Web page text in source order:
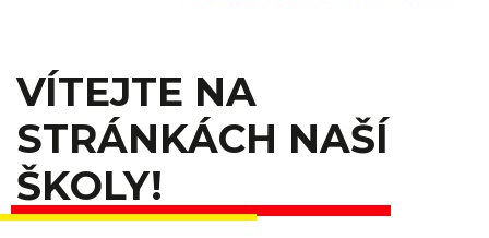
VÍTEJTE NA
STRÁNKÁCH NAŠÍ
ŠKOLY!